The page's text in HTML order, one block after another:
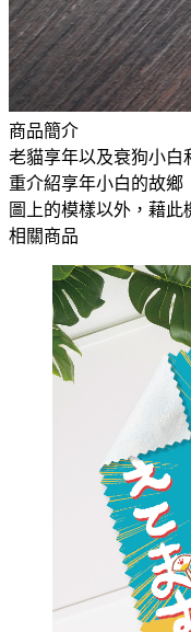
商品簡介
老貓享年以及衰狗小白
重介紹享年小白的故
圖上的模樣以外，藉
相關商品